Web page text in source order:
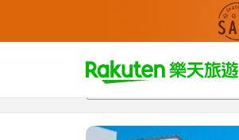
t
p
a
總覽客房與方案評語設施